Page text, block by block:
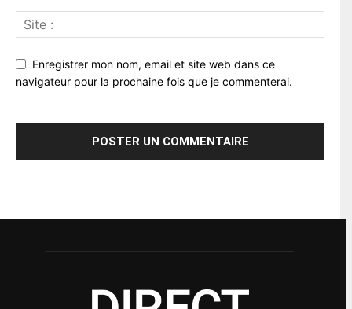
Enregistrer mon nom, email et site web dans ce
navigateur pour la prochaine fois que je commenterai.